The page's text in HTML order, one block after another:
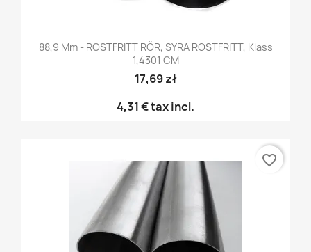
88,9 Mm - ROSTFRITT RÖR, SYRA ROSTFRITT, Klass
1,4301 CM
17,69 zł
4,31 €tax incl.
favorite_border